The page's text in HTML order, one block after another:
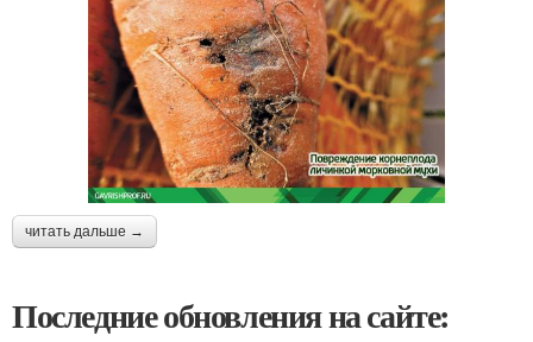
читать дальше →
Последние обновления на сайте: